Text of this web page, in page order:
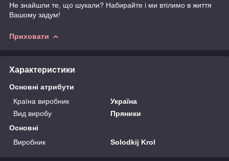
Не знайшли те, що шукали? Набирайте і ми втілимо в життя
Вашому задум!
Приховати
Характеристики
Основні атрибути
Країна виробник
Україна
Вид виробу
Пряники
Основні
Виробник
Solodkij Krol